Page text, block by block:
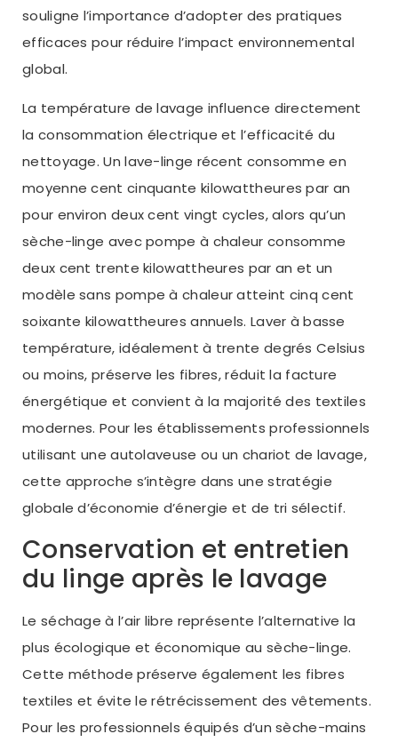
souligne l’importance d’adopter des pratiques
efficaces pour réduire l’impact environnemental
global.
La température de lavage influence directement
la consommation électrique et l’efficacité du
nettoyage. Un lave-linge récent consomme en
moyenne cent cinquante kilowattheures par an
pour environ deux cent vingt cycles, alors qu’un
sèche-linge avec pompe à chaleur consomme
deux cent trente kilowattheures par an et un
modèle sans pompe à chaleur atteint cinq cent
soixante kilowattheures annuels. Laver à basse
température, idéalement à trente degrés Celsius
ou moins, préserve les fibres, réduit la facture
énergétique et convient à la majorité des textiles
modernes. Pour les établissements professionnels
utilisant une autolaveuse ou un chariot de lavage,
cette approche s’intègre dans une stratégie
globale d’économie d’énergie et de tri sélectif.
Conservation et entretien
du linge après le lavage
Le séchage à l’air libre représente l’alternative la
plus écologique et économique au sèche-linge.
Cette méthode préserve également les fibres
textiles et évite le rétrécissement des vêtements.
Pour les professionnels équipés d’un sèche-mains